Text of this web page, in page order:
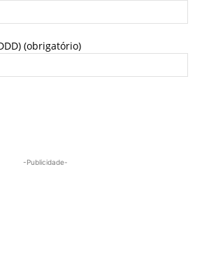
(obrigatório)
-Publicidade-